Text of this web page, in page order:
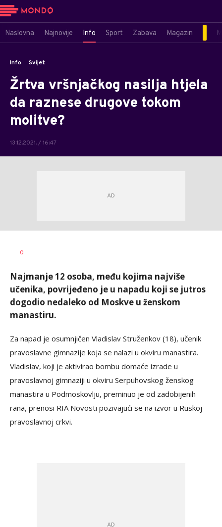
Naslovna Najnovije Info Sport Zabava Magazin
Info Svijet
Žrtva vršnjačkog nasilja htjela
da raznese drugove tokom
molitve?
13.12.2021. / 16:47
AUTOR
0
Najmanje 12 osoba, među kojima najviše
učenika, povrijeđeno je u napadu koji se jutros
dogodio nedaleko od Moskve u ženskom
manastiru.
Za napad je osumnjičen Vladislav Struženkov (18), učenik
pravoslavne gimnazije koja se nalazi u okviru manastira.
Vladislav, koji je aktivirao bombu domaće izrade u
pravoslavnoj gimnaziji u okviru Serpuhovskog ženskog
manastira u Podmoskovlju, preminuo je od zadobijenih
rana, prenosi RIA Novosti pozivajući se na izvor u Ruskoj
pravoslavnoj crkvi.